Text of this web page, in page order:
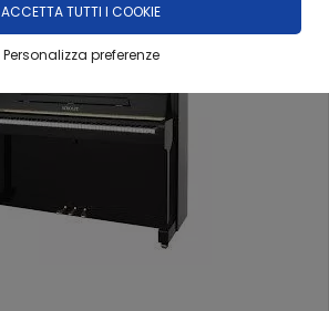
ACCETTA TUTTI I COOKIE
Personalizza preferenze